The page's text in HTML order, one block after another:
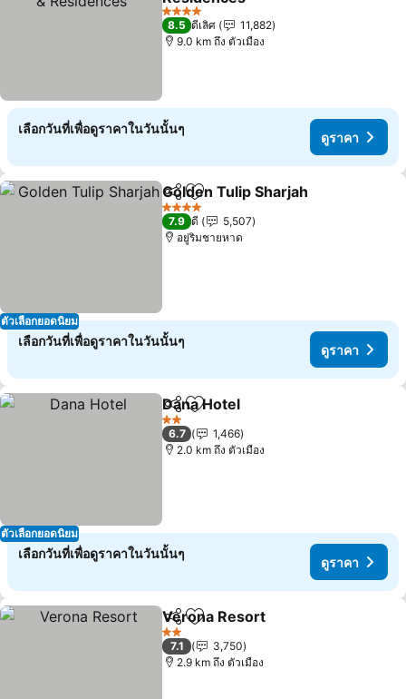
4 ดาว
8.5 ดีเลิศ
11,882
9.0 km ถึง ตัวเมือง
เลือกวันที่เพื่อดูราคาในวันนั้นๆ
ดูราคา
ตัวเลือกยอดนิยม
แชร์ เพิ่มในรายการโปรด
Golden Tulip Sharjah
4 ดาว
7.9 ดี
5,507
อยู่ริมชายหาด
เลือกวันที่เพื่อดูราคาในวันนั้นๆ
ดูราคา
ตัวเลือกยอดนิยม
แชร์ เพิ่มในรายการโปรด
Dana Hotel
2 ดาว
6.7
1,466
2.0 km ถึง ตัวเมือง
เลือกวันที่เพื่อดูราคาในวันนั้นๆ
ดูราคา
แชร์ เพิ่มในรายการโปรด
Verona Resort
2 ดาว
7.1
3,750
2.9 km ถึง ตัวเมือง